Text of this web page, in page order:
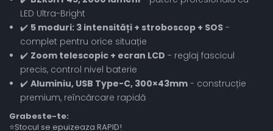
LED Ultra-Bright
✔️ 5 moduri: 3 intensități + stroboscop + SOS -
complet pentru orice situație
✔️ Zoom telescopic + ecran LCD - reglaj fascicul
precis, control nivel baterie
✔️ Aluminiu, USB Type-C, 300×43mm - construcție
premium, reîncărcare rapidă
Grabeste-te:
⭐Stocul se epuizeaza RAPID!